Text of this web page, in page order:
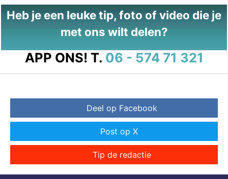
Heb je een leuke tip, foto of video die je
met ons wilt delen?
APP ONS! T. 06 - 574 71 321
Deel op Facebook
Post op X
Tip de redactie